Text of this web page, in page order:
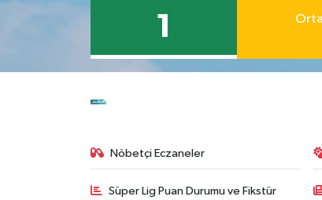
1 Orta
Nöbetçi Eczaneler
Süper Lig Puan Durumu ve Fikstür